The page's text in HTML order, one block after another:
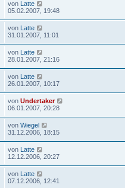
von Latte
05.02.2007, 19:48
von Latte
31.01.2007, 11:01
von Latte
28.01.2007, 21:16
von Latte
26.01.2007, 10:17
von Undertaker
06.01.2007, 20:28
von Wiegel
31.12.2006, 18:15
von Latte
12.12.2006, 20:27
von Latte
07.12.2006, 12:41